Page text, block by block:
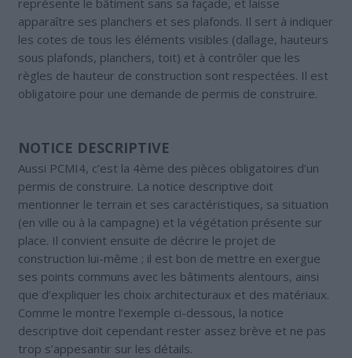
représente le bâtiment sans sa façade, et laisse
apparaître ses planchers et ses plafonds. Il sert à indiquer
les cotes de tous les éléments visibles (dallage, hauteurs
sous plafonds, planchers, toit) et à contrôler que les
règles de hauteur de construction sont respectées. Il est
obligatoire pour une demande de permis de construire.
NOTICE DESCRIPTIVE
Aussi PCMI4, c’est la 4ème des pièces obligatoires d’un
permis de construire. La notice descriptive doit
mentionner le terrain et ses caractéristiques, sa situation
(en ville ou à la campagne) et la végétation présente sur
place. Il convient ensuite de décrire le projet de
construction lui-même ; il est bon de mettre en exergue
ses points communs avec les bâtiments alentours, ainsi
que d’expliquer les choix architecturaux et des matériaux.
Comme le montre l’exemple ci-dessous, la notice
descriptive doit cependant rester assez brève et ne pas
trop s’appesantir sur les détails.